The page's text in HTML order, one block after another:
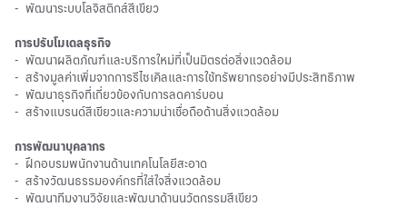
- พัฒนาระบบโลจิสติกส์สีเขียว
การปรับโมเดลธุรกิจ
- พัฒนาผลิตภัณฑ์และบริการใหม่ที่เป็นมิตรต่อสิ่งแวดล้อม
- สร้างมูลค่าเพิ่มจากการรีไซเคิลและการใช้ทรัพยากรอย่างมีประสิทธิภาพ
- พัฒนาธุรกิจที่เกี่ยวข้องกับการลดคาร์บอน
- สร้างแบรนด์สีเขียวและความน่าเชื่อถือด้านสิ่งแวดล้อม
การพัฒนาบุคลากร
- ฝึกอบรมพนักงานด้านเทคโนโลยีสะอาด
- สร้างวัฒนธรรมองค์กรที่ใส่ใจสิ่งแวดล้อม
- พัฒนาทีมงานวิจัยและพัฒนาด้านนวัตกรรมสีเขียว